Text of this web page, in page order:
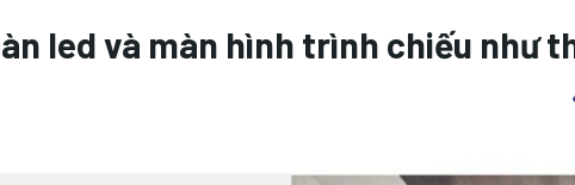
led và màn hình trình chiếu như